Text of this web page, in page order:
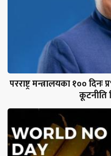
परराष्ट्र मन्त्रालयका १००
कूटनीति